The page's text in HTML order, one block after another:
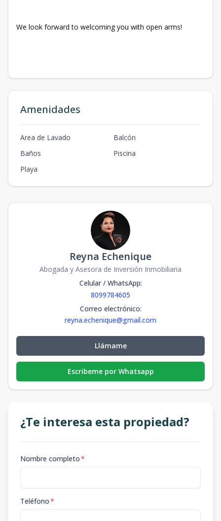
We look forward to welcoming you with open arms!
Amenidades
Area de Lavado
Balcón
Baños
Piscina
Playa
Reyna Echenique
Abogada y Asesora de Inversión Inmobiliaria
Celular / WhatsApp:
8099784605
Correo electrónico:
reyna.echenique@gmail.com
Llámame
Escribeme por Whatsapp
¿Te interesa esta propiedad?
Nombre completo*
Teléfono*